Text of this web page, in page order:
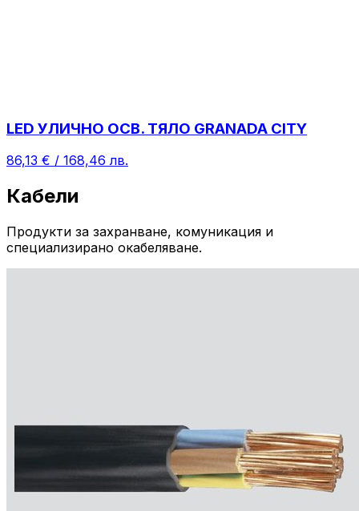
LED УЛИЧНО ОСВ. ТЯЛО GRANADA CITY
86,13 € / 168,46 лв.
Кабели
Продукти за захранване, комуникация и
специализирано окабеляване.